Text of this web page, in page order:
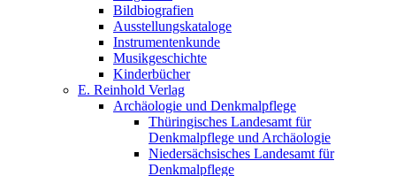
Bildbiografien
Ausstellungskataloge
Instrumentenkunde
Musikgeschichte
Kinderbücher
E. Reinhold Verlag
Archäologie und Denkmalpflege
Thüringisches Landesamt für
Denkmalpflege und Archäologie
Niedersächsisches Landesamt für
Denkmalpflege